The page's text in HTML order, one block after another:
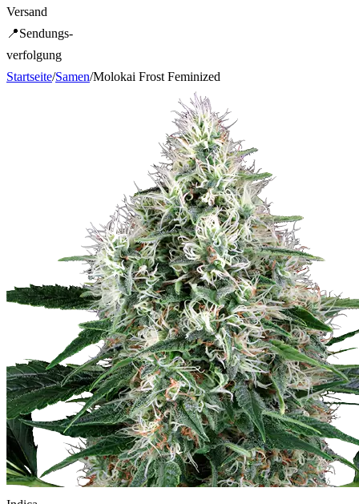
Versand
📍Sendungs-
verfolgung
Startseite/Samen/Molokai Frost Feminized